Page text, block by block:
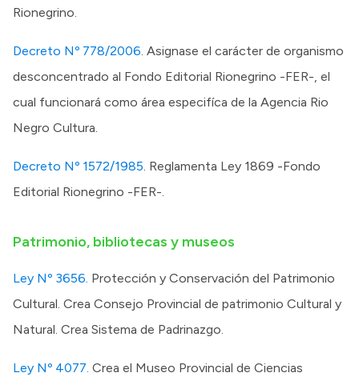
Rionegrino.
Decreto Nº 778/2006. Asignase el carácter de organismo
desconcentrado al Fondo Editorial Rionegrino -FER-, el
cual funcionará como área especifíca de la Agencia Rio
Negro Cultura.
Decreto Nº 1572/1985. Reglamenta Ley 1869 -Fondo
Editorial Rionegrino -FER-.
Patrimonio, bibliotecas y museos
Ley Nº 3656. Protección y Conservación del Patrimonio
Cultural. Crea Consejo Provincial de patrimonio Cultural y
Natural. Crea Sistema de Padrinazgo.
Ley Nº 4077. Crea el Museo Provincial de Ciencias